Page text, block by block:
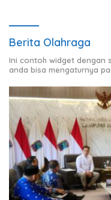
Berita Olahraga
Ini contoh widget dengan
anda bisa mengaturnya